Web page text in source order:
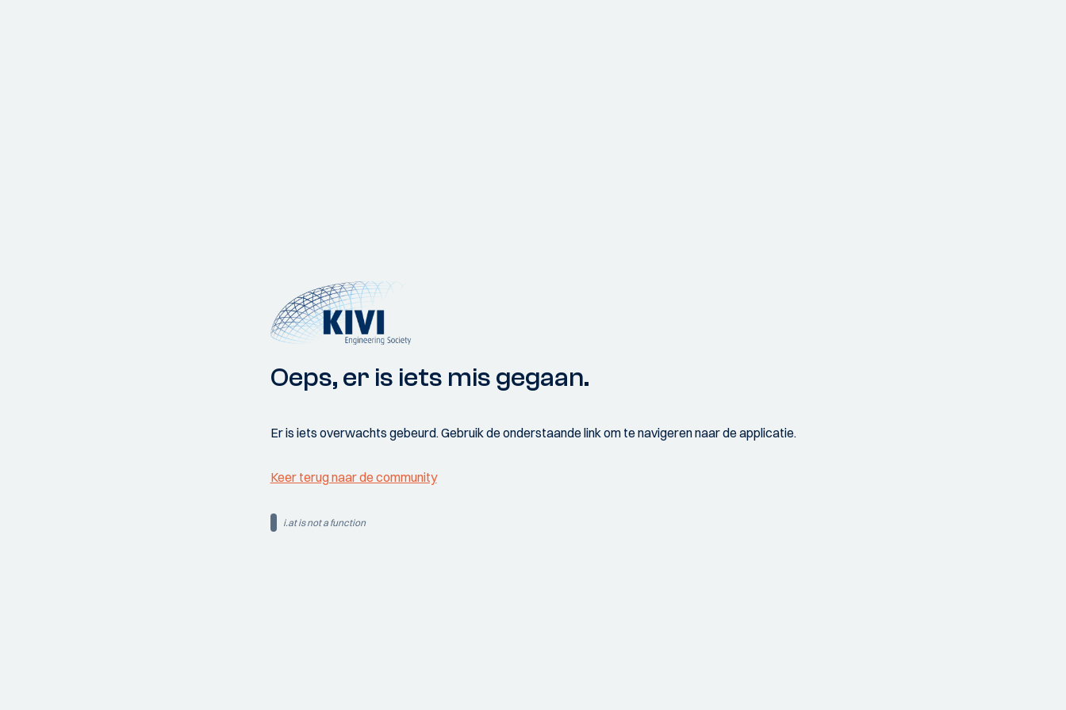
Oeps, er is iets mis gegaan.
Er is iets overwachts gebeurd. Gebruik de onderstaande link om te navigeren naar de applicatie.
Keer terug naar de community
i.at is not a function